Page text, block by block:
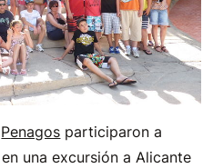
Penagos participaron a
una excursión a Alicante